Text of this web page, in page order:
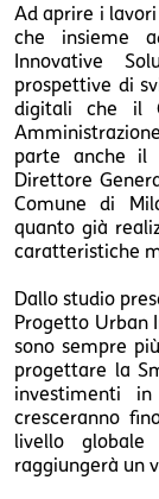
Ad aprire i lavori
che insieme
Innovative
prospettive di
digitali che il
parte anche il
Direttore
Comune di
quanto già
caratteristiche
Dallo studio
Progetto Urban
sono sempre
progettare la
investimenti
cresceranno
livello
raggiungerà un